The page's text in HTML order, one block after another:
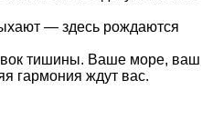
— здесь рождаются
тишины. Ваше море, ваш
гармония ждут вас.